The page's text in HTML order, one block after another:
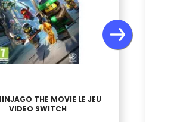
THE MOVIE LE JEU
VIDEO SWITCH